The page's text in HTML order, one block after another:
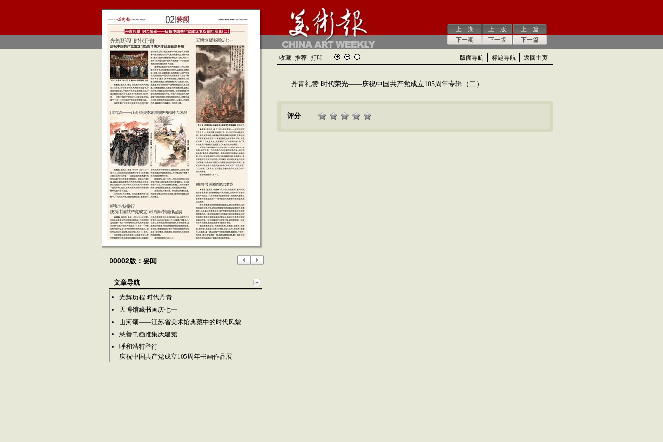
上一期
下一期
上一版
下一版
上一篇
下一篇
00002版：要闻
文章导航
光辉历程 时代丹青
天博馆藏书画庆七一
山河颂——江苏省美术馆典藏中的时代风貌
慈善书画雅集庆建党
呼和浩特举行
庆祝中国共产党成立105周年书画作品展
收藏 推荐 打印 版面导航 标题导航 返回主页
丹青礼赞 时代荣光——庆祝中国共产党成立105周年专辑（二）
评分